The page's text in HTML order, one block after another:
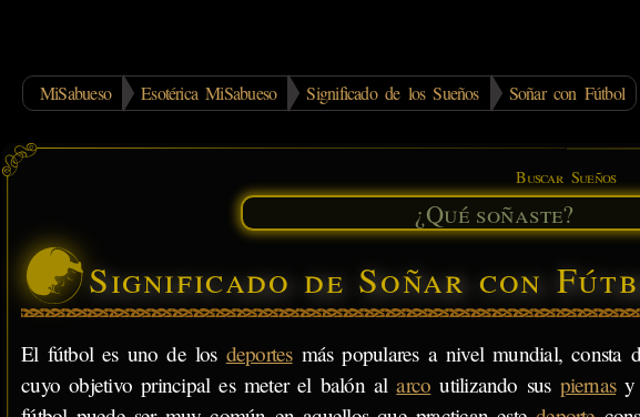
MiSabueso Esotérica MiSabueso Significado de los Sueños Soñar con Fútbol
Buscar Sueños
Significado de Soñar con
El fútbol es uno de los deportesmás populares a nivel mundial, consta
cuyo objetivo principal es meter el balón alarco utilizando sus piernasy